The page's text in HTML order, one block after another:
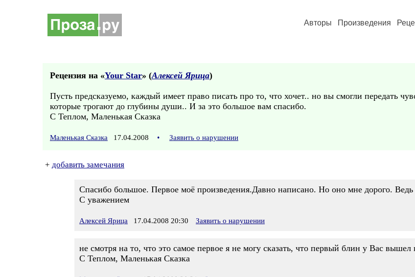
Авторы Произведения
Рецензия на «Your Star» (Алексей Ярица)
Пусть предсказуемо, каждый имеет право писать про то, что хочет.. но вы смогли передать
которые трогают до глубины души.. И за это большое вам спасибо.
С Теплом, Маленькая Сказка
Маленькая Сказка 17.04.2008 • Заявить о нарушении
+ добавить замечания
Спасибо большое. Первое моё произведения.Давно написано. Но оно мне дорого.
С уважением
Алексей Ярица 17.04.2008 20:30 Заявить о нарушении
не смотря на то, что это самое первое я не могу сказать, что первый блин у Вас
С Теплом, Маленькая Сказка